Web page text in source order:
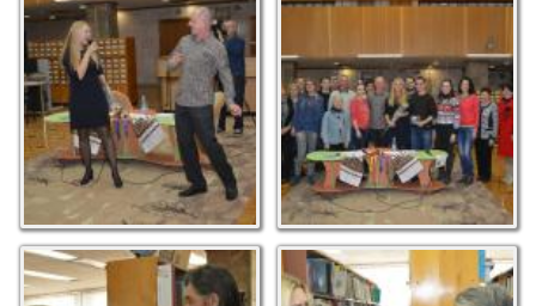
Запальні танці з Юлією
Качулою
дівчиною
Інтерв'ю з Остапом
Осмиром
Катерина Немира дає
інтерв'ю до початку